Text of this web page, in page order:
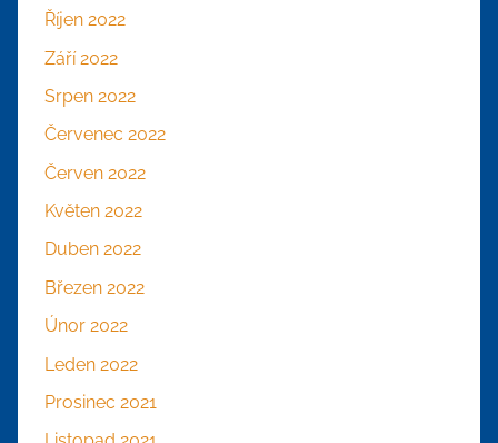
Říjen 2022
Září 2022
Srpen 2022
Červenec 2022
Červen 2022
Květen 2022
Duben 2022
Březen 2022
Únor 2022
Leden 2022
Prosinec 2021